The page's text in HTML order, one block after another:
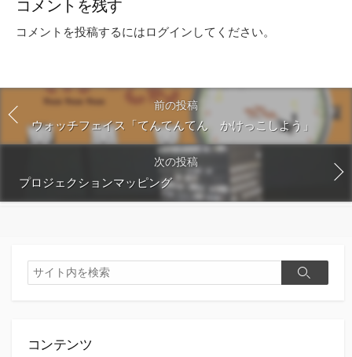
コメントを残す
コメントを投稿するにはログイン してください。
前の投稿
ウォッチフェイス「てんてんてん かけっこしよう」
次の投稿
プロジェクションマッピング
検
索
検
コンテンツ